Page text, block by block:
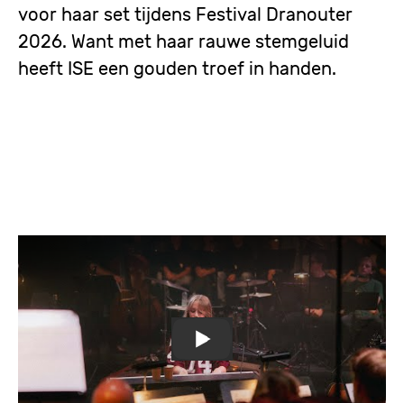
voor haar set tijdens Festival Dranouter
2026. Want met haar rauwe stemgeluid
heeft ISE een gouden troef in handen.
video
URL
The Atomic Sessions | ISE &